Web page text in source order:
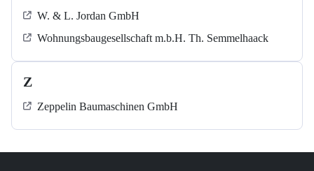
W. & L. Jordan GmbH
Wohnungsbaugesellschaft m.b.H. Th. Semmelhaack
Z
Zeppelin Baumaschinen GmbH